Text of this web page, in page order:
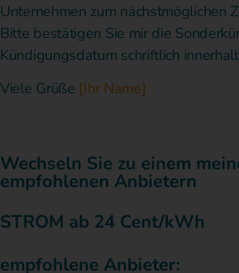
Unternehmen zum nächstmöglichen
Bitte bestätigen Sie mir die
Kündigungsdatum schriftlich
Viele Grüße [Ihr Name]
Wechseln Sie zu einem
empfohlenen Anbietern
STROM ab 24 Cent/kWh
empfohlene Anbieter: